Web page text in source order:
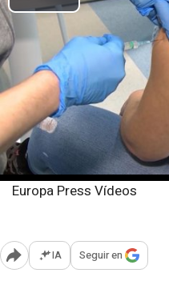
Europa Press Vídeos
Abrir opciones para
IA Seguir en